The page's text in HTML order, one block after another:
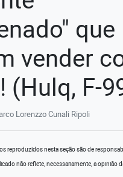
que
vender
(Hulq, F-
Lorenzzo Cunali Ripoli
reproduzidos nesta seção são de
não reflete, necessariamente, a opinião